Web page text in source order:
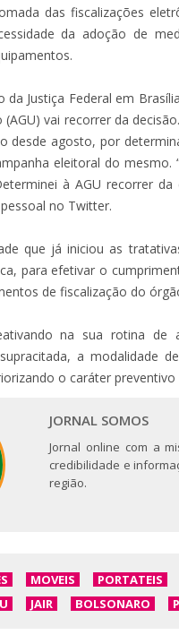
das fiscalizações
da adoção de
da Justiça Federal em
(AGU) vai recorrer da
desde agosto, por
eleitoral do
à AGU recorrer
no Twitter.
que já iniciou as
para efetivar o
de fiscalização do
na sua rotina de
a modalidade
o caráter
JORNAL SOMOS
Jornal online com a
credibilidade e
região.
MOVEIS PORTATEIS
JAIR BOLSONARO